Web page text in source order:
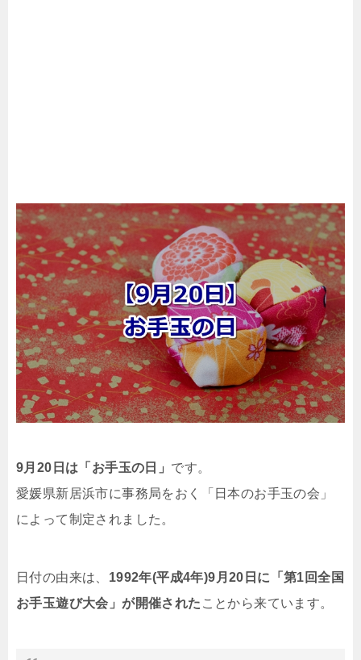
9月20日は「お手玉の日」 です。
愛媛県新居浜市に事務局をおく「日本のお手玉の会」
によって制定されました。
日付の由来は、 1992年(平成4年)9月20日に「第1回全国
お手玉遊び大会」が開催された ことから来ています。